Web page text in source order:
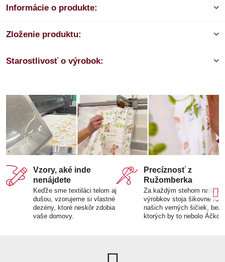
Informácie o produkte:
Zloženie produktu:
Starostlivosť o výrobok:
Vzory, aké inde
nenájdete
Keďže sme textiláci telom aj
dušou, vzorujeme si vlastné
dezény, ktoré neskôr zdobia
vaše domovy.
Precíznosť z
Ružomberka
Za každým stehom našich
výrobkov stoja šikovné ruky
našich verných šičiek, bez
ktorých by to nebolo Áčko.